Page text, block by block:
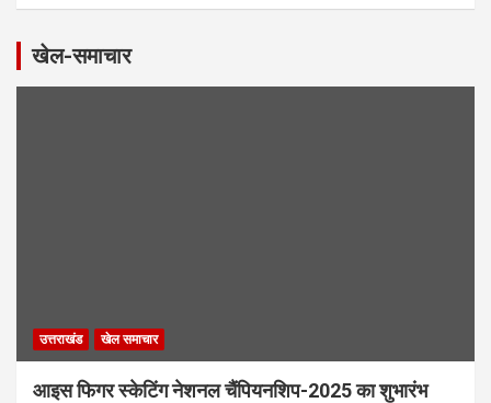
खेल-समाचार
उत्तराखंड खेल समाचार
आइस फिगर स्केटिंग नेशनल चैंपियनशिप-2025 का शुभारंभ